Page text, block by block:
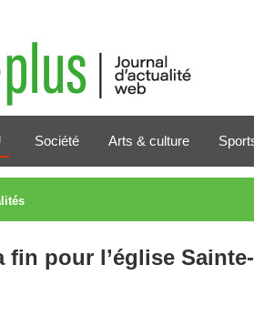
Société Arts & culture
fin pour l’église